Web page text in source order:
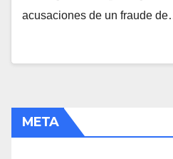
acusaciones de un fraude
META